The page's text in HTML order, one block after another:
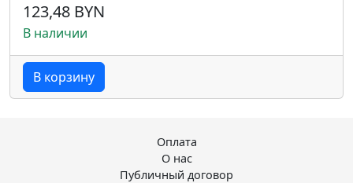
123,48 BYN
В наличии
В корзину
Оплата
О нас
Публичный договор